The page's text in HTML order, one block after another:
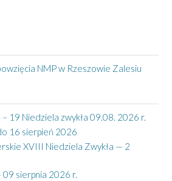
NMP w Rzeszowie Zalesiu
19 Niedziela zwykła 09.08. 2026 r.
16 sierpień 2026
XVIII Niedziela Zwykła — 2
sierpnia 2026 r.